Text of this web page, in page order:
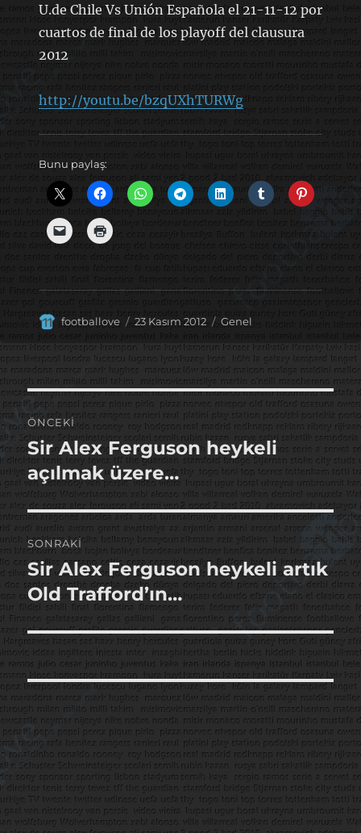
U.de Chile Vs Unión Española el 21-11-12 por
cuartos de final de los playoff del clausura
2012
http://youtu.be/bzqUXhTURWg
Bunu paylaş:
Yazar
footballove
Yayın
tarihi
23 Kasım 2012 Kategoriler
Genel
Yazı
gezinmesi
ÖNCEKI
Önceki
yazı:
Sir Alex Ferguson heykeli
açılmak üzere…
SONRAKI
Sonraki
yazı:
Sir Alex Ferguson heykeli artık
Old Trafford’ın…